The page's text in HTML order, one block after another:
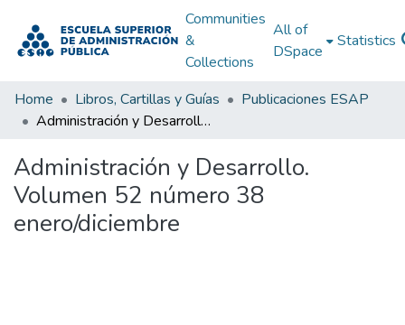
Communities
&
Collections
All of
DSpace
Statistics
Home Libros, Cartillas y Guías
Publicaciones ESAP
Administración y Desarrollo. Volumen 52 número 38 enero/diciembre
Administración y Desarrollo.
Volumen 52 número 38
enero/diciembre